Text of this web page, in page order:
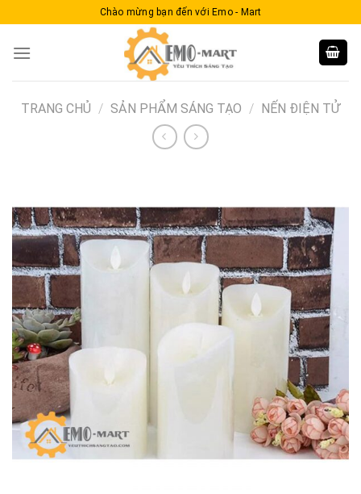
to
Chào mừng bạn đến với Emo - Mart
TRANG CHỦ / SẢN PHẨM SÁNG TẠO / NẾN ĐIỆN TỬ